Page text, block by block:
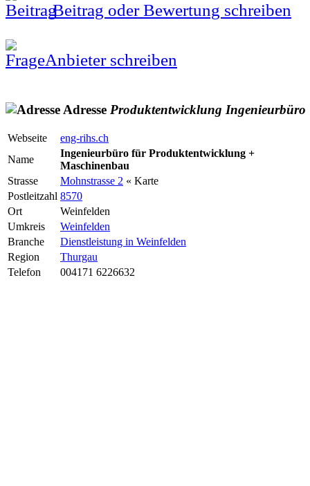
Beitrag oder Bewertung schreiben
Anbieter schreiben
Adresse Produktentwicklung Ingenieurbüro
Webseite
eng-rihs.ch
Name
Ingenieurbüro für Produktentwicklung +
Maschinenbau
Strasse
Mohnstrasse 2 « Karte
Postleitzahl 8570
Ort
Weinfelden
Umkreis
Weinfelden
Branche
Dienstleistung in Weinfelden
Region
Thurgau
Telefon
004171 6226632